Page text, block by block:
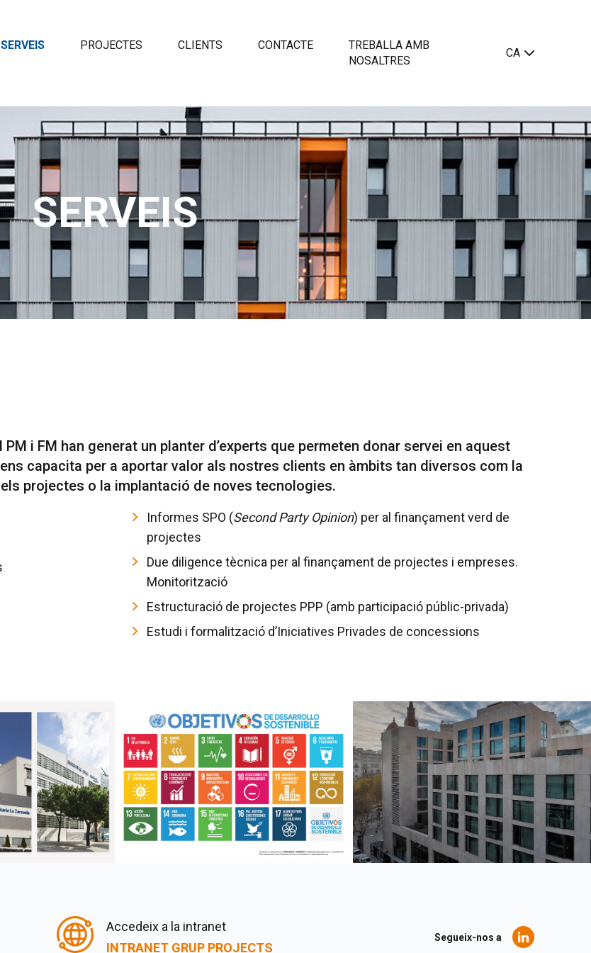
SERVEIS PROJECTES CLIENTS CONTACTE
TREBALLA AMB
NOSALTRES
CA
SERVEIS
i FM han generat un planter d’experts que permeten donar servei en aquest
capacita per a aportar valor als nostres clients en àmbits tan diversos com la
projectes o la implantació de noves tecnologies.
Informes SPO (Second Party Opinion) per al finançament verd de
projectes
Due diligence tècnica per al finançament de projectes i empreses.
Monitorització
Estructuració de projectes PPP (amb participació públic-privada)
Estudi i formalització d’Iniciatives Privades de concessions
Accedeix a la intranet
INTRANET GRUP PROJECTS
Segueix-nos a